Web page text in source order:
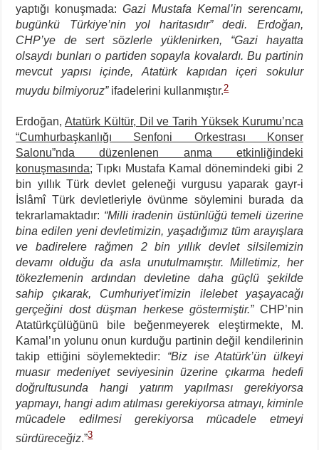
yaptığı konuşmada: Gazi Mustafa Kemal’in serencamı,
bugünkü Türkiye’nin yol haritasıdır” dedi. Erdoğan,
CHP’ye de sert sözlerle yüklenirken, “Gazi hayatta
olsaydı bunları o partiden sopayla kovalardı. Bu partinin
mevcut yapısı içinde, Atatürk kapıdan içeri sokulur
muydu bilmiyoruz”ifadelerini kullanmıştır.2
Erdoğan,Atatürk Kültür, Dil ve Tarih Yüksek Kurumu’nca
“Cumhurbaşkanlığı Senfoni Orkestrası Konser
Salonu”nda düzenlenen anma etkinliğindeki
konuşmasında; Tıpkı Mustafa Kamal dönemindeki gibi 2
bin yıllık Türk devlet geleneği vurgusu yaparak gayr-i
İslâmî Türk devletleriyle övünme söylemini burada da
tekrarlamaktadır: “Milli iradenin üstünlüğü temeli üzerine
bina edilen yeni devletimizin, yaşadığımız tüm arayışlara
ve badirelere rağmen 2 bin yıllık devlet silsilemizin
devamı olduğu da asla unutulmamıştır. Milletimiz, her
tökezlemenin ardından devletine daha güçlü şekilde
sahip çıkarak, Cumhuriyet’imizin ilelebet yaşayacağı
gerçeğini dost düşman herkese göstermiştir.”CHP’nin
Atatürkçülüğünü bile beğenmeyerek eleştirmekte, M.
Kamal’ın yolunu onun kurduğu partinin değil kendilerinin
takip ettiğini söylemektedir: “Biz ise Atatürk’ün ülkeyi
muasır medeniyet seviyesinin üzerine çıkarma hedefi
doğrultusunda hangi yatırım yapılması gerekiyorsa
yapmayı, hangi adım atılması gerekiyorsa atmayı, kiminle
mücadele edilmesi gerekiyorsa mücadele etmeyi
sürdüreceğiz.”3